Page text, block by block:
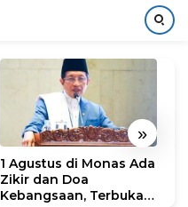
»
1 Agustus di Monas Ada
Zikir dan Doa
Kebangsaan, Terbuka